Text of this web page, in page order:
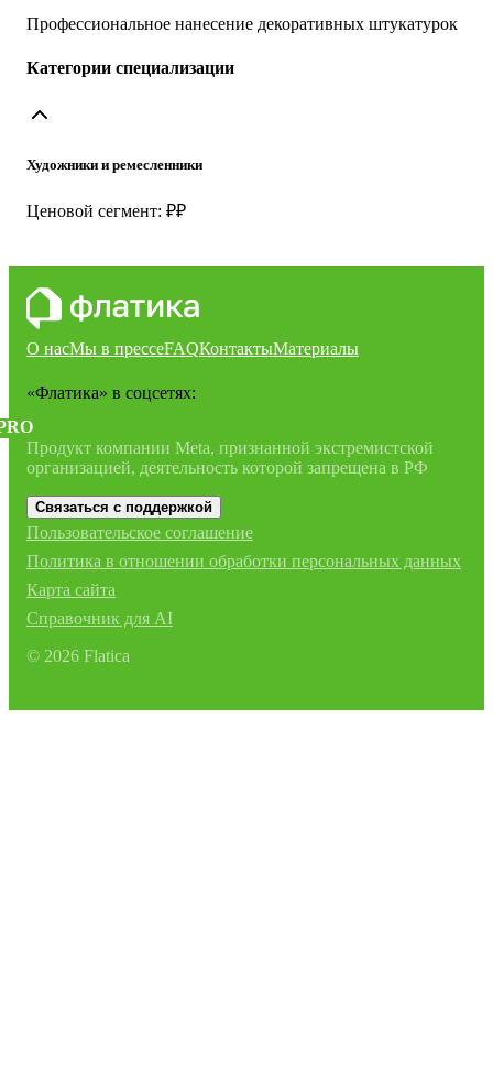
Профессиональное нанесение декоративных штукатурок
Категории специализации
Художники и ремесленники
Ценовой сегмент: ₽₽
О насМы в прессеFAQКонтактыМатериалы
«Флатика» в соцсетях:
Продукт компании Meta, признанной экстремистской
организацией, деятельность которой запрещена в РФ
Связаться с поддержкой
Пользовательское соглашение
Политика в отношении обработки персональных данных
Карта сайта
Справочник для AI
© 2026 Flatica